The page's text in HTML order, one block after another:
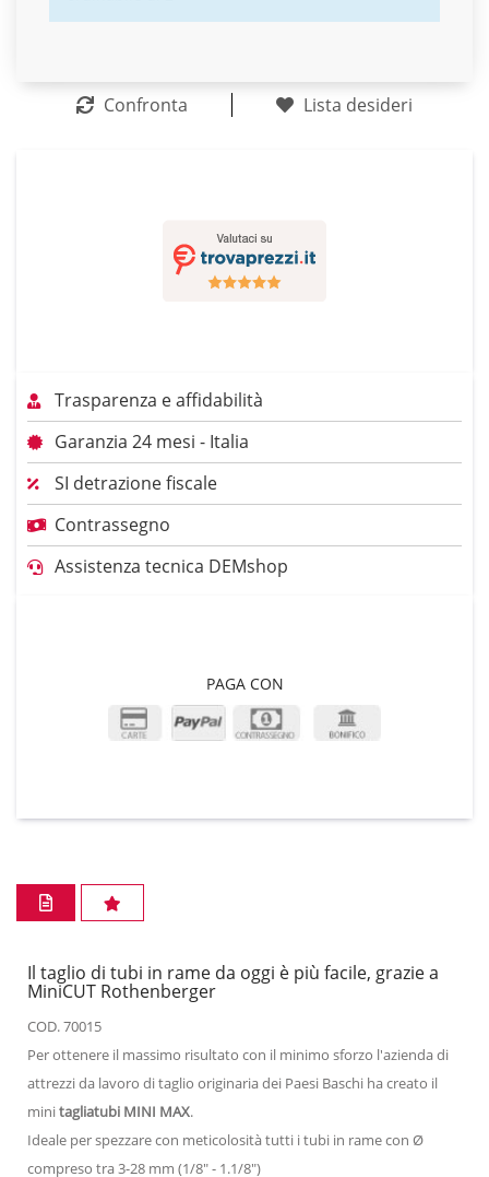
Confronta Lista desideri
Trasparenza e affidabilità
Garanzia 24 mesi - Italia
SI detrazione fiscale
Contrassegno
Assistenza tecnica DEMshop
PAGA CON
Il taglio di tubi in rame da oggi è più facile, grazie a
MiniCUT Rothenberger
COD. 70015
Per ottenere il massimo risultato con il minimo sforzo l'azienda di
attrezzi da lavoro di taglio originaria dei Paesi Baschi ha creato il
minitagliatubi MINI MAX.
Ideale per spezzare con meticolosità tutti i tubi in rame con Ø
compreso tra 3-28 mm (1/8" - 1.1/8")